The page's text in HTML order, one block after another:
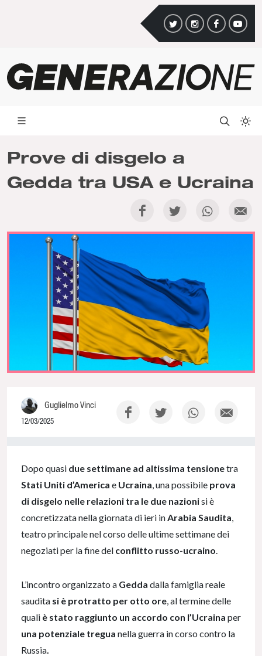
Prove di disgelo a
Gedda tra USA e Ucraina
Guglielmo Vinci
12/03/2025
Dopo quasi due settimane ad altissima tensionetra
Stati Uniti d’America e Ucraina, una possibile prova
di disgelo nelle relazioni tra le due nazionisi è
concretizzata nella giornata di ieri inArabia Saudita,
teatro principale nel corso delle ultime settimane dei
negoziati per la fine del conflitto russo-ucraino.
L’incontro organizzato a Gedda dalla famiglia reale
saudita si è protratto per otto ore, al termine delle
quali è stato raggiunto un accordo con l’Ucraina per
una potenziale tregua nella guerra in corso contro la
Russia.